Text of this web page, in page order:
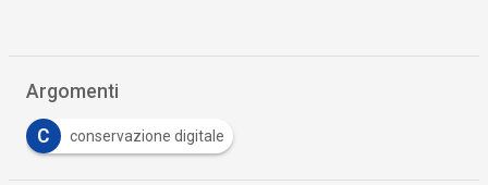
Argomenti
C conservazione digitale